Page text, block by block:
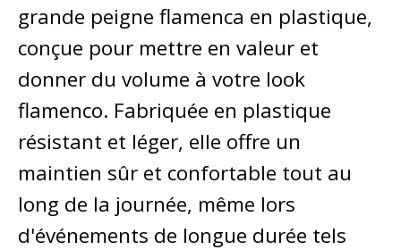
grande peigne flamenca en plastique,
conçue pour mettre en valeur et
donner du volume à votre look
flamenco. Fabriquée en plastique
résistant et léger, elle offre un
maintien sûr et confortable tout au
long de la journée, même lors
d'événements de longue durée tels